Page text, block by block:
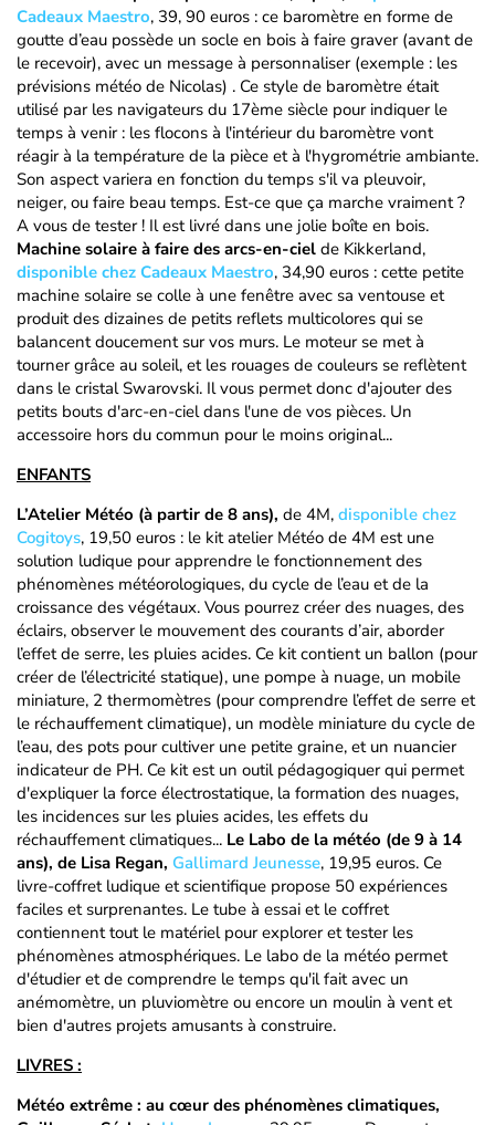
Cadeaux Maestro, 39, 90 euros : ce baromètre en forme de
goutte d’eau possède un socle en bois à faire graver (avant de
le recevoir), avec un message à personnaliser (exemple : les
prévisions météo de Nicolas) . Ce style de baromètre était
utilisé par les navigateurs du 17ème siècle pour indiquer le
temps à venir : les flocons à l'intérieur du baromètre vont
réagir à la température de la pièce et à l'hygrométrie ambiante.
Son aspect variera en fonction du temps s'il va pleuvoir,
neiger, ou faire beau temps. Est-ce que ça marche vraiment ?
A vous de tester ! Il est livré dans une jolie boîte en bois.
Machine solaire à faire des arcs-en-ciel de Kikkerland,
disponible chez Cadeaux Maestro, 34,90 euros : cette petite
machine solaire se colle à une fenêtre avec sa ventouse et
produit des dizaines de petits reflets multicolores qui se
balancent doucement sur vos murs. Le moteur se met à
tourner grâce au soleil, et les rouages de couleurs se reflètent
dans le cristal Swarovski. Il vous permet donc d'ajouter des
petits bouts d'arc-en-ciel dans l'une de vos pièces. Un
accessoire hors du commun pour le moins original...
ENFANTS
L’Atelier Météo (à partir de 8 ans), de 4M, disponible chez
Cogitoys, 19,50 euros : le kit atelier Météo de 4M est une
solution ludique pour apprendre le fonctionnement des
phénomènes météorologiques, du cycle de l’eau et de la
croissance des végétaux. Vous pourrez créer des nuages, des
éclairs, observer le mouvement des courants d’air, aborder
l’effet de serre, les pluies acides. Ce kit contient un ballon (pour
créer de l’électricité statique), une pompe à nuage, un mobile
miniature, 2 thermomètres (pour comprendre l’effet de serre et
le réchauffement climatique), un modèle miniature du cycle de
l’eau, des pots pour cultiver une petite graine, et un nuancier
indicateur de PH. Ce kit est un outil pédagogiquer qui permet
d'expliquer la force électrostatique, la formation des nuages,
les incidences sur les pluies acides, les effets du
réchauffement climatiques... Le Labo de la météo (de 9 à 14
ans), de Lisa Regan, Gallimard Jeunesse, 19,95 euros. Ce
livre-coffret ludique et scientifique propose 50 expériences
faciles et surprenantes. Le tube à essai et le coffret
contiennent tout le matériel pour explorer et tester les
phénomènes atmosphériques. Le labo de la météo permet
d'étudier et de comprendre le temps qu'il fait avec un
anémomètre, un pluviomètre ou encore un moulin à vent et
bien d'autres projets amusants à construire.
LIVRES :
Météo extrême : au cœur des phénomènes climatiques,